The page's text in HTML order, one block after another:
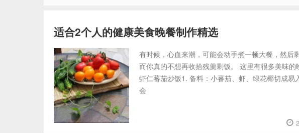
适合2个人的健康美食晚餐制作精选
有时候，心血来潮，可能会动手煮一顿大餐，然后
而你真的不想再收拾残羹剩饭。 这里有很多美味
虾仁蕃茄炒饭1. 备料：小蕃茄、虾、绿花椰切成
会